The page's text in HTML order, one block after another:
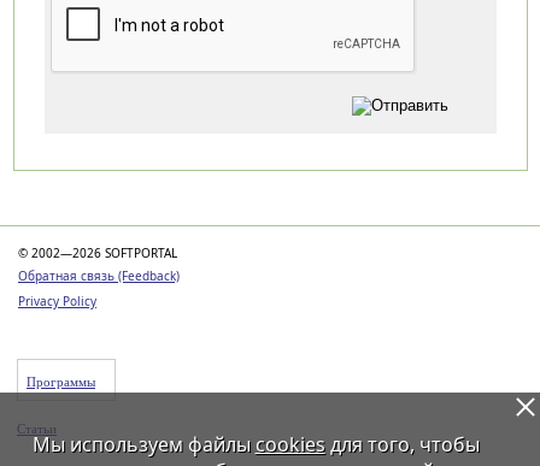
© 2002—2026 SOFTPORTAL
Обратная связь (Feedback)
Privacy Policy
Программы
Статьи
Мы используем файлы cookiesдля того, чтобы